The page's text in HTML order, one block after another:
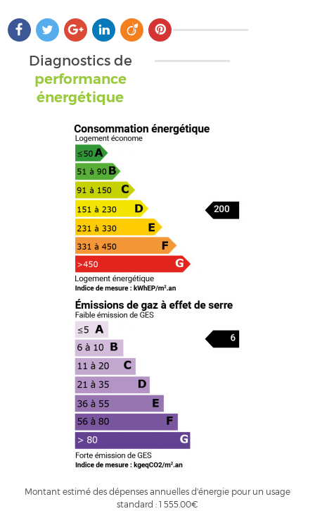
Diagnostics de
performance
énergétique
Montant estimé des dépenses annuelles d'énergie pour un usage
standard : 1 555.00€